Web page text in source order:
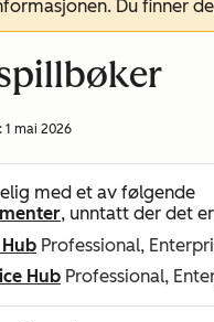
Du finner
1 mai 2026
med et av følgende
, unntatt der det
Professional,
Hub Professional,